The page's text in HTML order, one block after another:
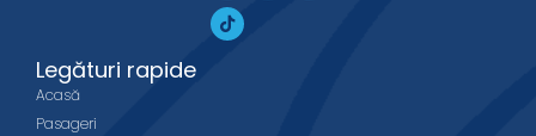
Legături rapide
Acasă
Pasageri